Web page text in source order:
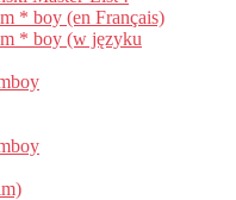
* boy (en Français)
* boy (w języku